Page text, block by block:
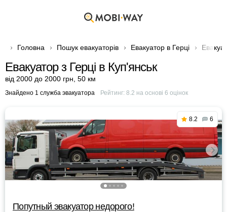
Головна Пошук евакуаторів Евакуатор в Герці
Евакуатор з Герці в Куп'янськ
від 2000 до 2000 грн 50 км
Знайдено 1 служба эвакуатора Рейтинг: 8.2 на основі 6 оцінок
8.2 6
Попутный эвакуатор недорого!